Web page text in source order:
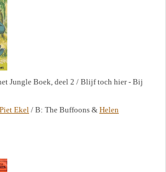
Jungle Boek, deel 2 / Blijf toch hier - Bij
Piet Ekel / B: The Buffoons & Helen